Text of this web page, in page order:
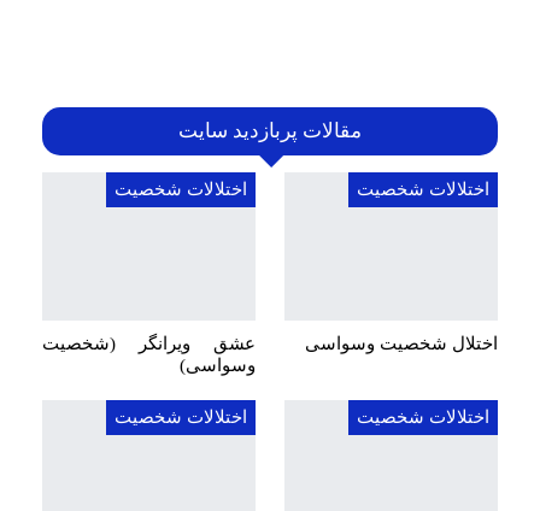
مقالات پربازدید سایت
اختلالات شخصیت
اختلال شخصیت وسواسی
اختلالات شخصیت
عشق ویرانگر (شخصیت
وسواسی)
اختلالات شخصیت اختلالات شخصیت